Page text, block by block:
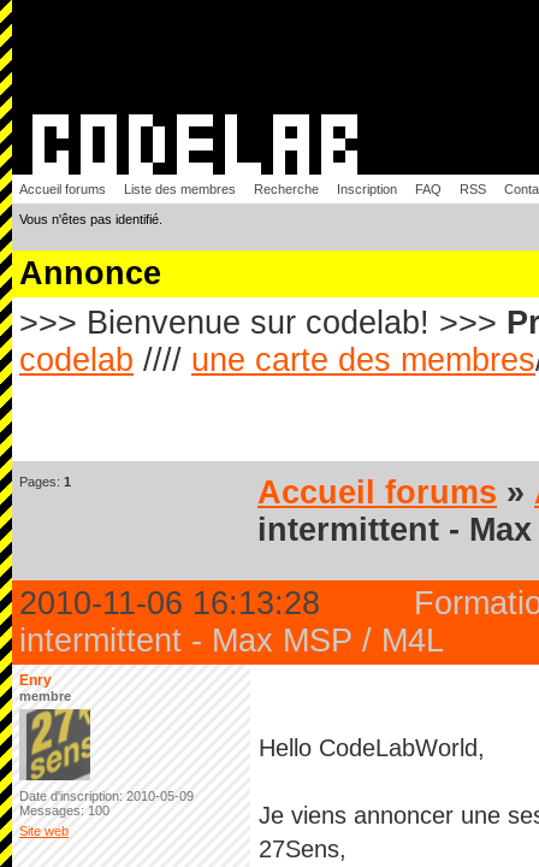
Accueil forums Liste des membres Recherche Inscription FAQ RSS
Vous n'êtes pas identifié.
Annonce
>>> Bienvenue sur codelab! >>>
codelab //// une carte des membres
Pages: 1 Accueil forums »
intermittent - Max
2010-11-06 16:13:28
intermittent - Max MSP / M4L
Enry
membre
Date d'inscription: 2010-05-09
Messages: 100
Site web
Hello CodeLabWorld,
Je viens annoncer une
27Sens,